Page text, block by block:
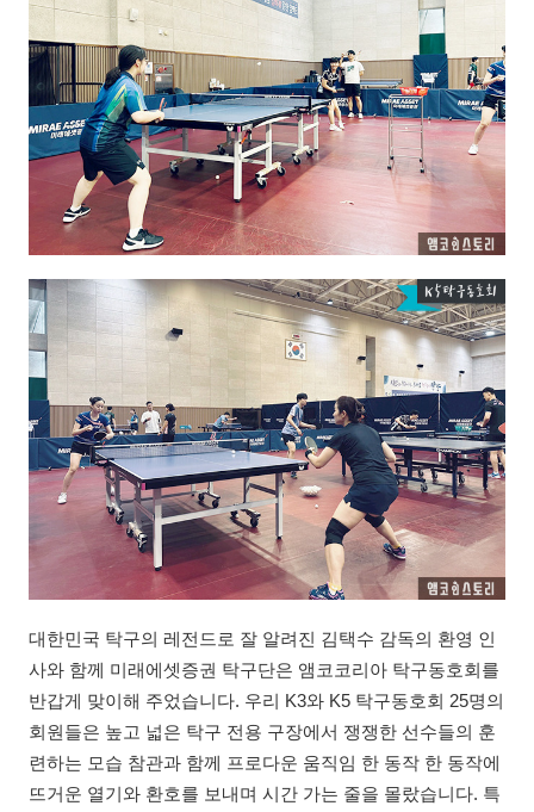
대한민국 탁구의 레전드로 잘 알려진 김택수 감독의 환영 인
사와 함께 미래에셋증권 탁구단은 앰코코리아 탁구동호회를
반갑게 맞이해 주었습니다. 우리 K3와 K5 탁구동호회 25명의
회원들은 높고 넓은 탁구 전용 구장에서 쟁쟁한 선수들의 훈
련하는 모습 참관과 함께 프로다운 움직임 한 동작 한 동작에
뜨거운 열기와 환호를 보내며 시간 가는 줄을 몰랐습니다. 특